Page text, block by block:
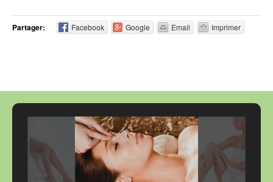
Partager: Facebook Google Email Imprimer